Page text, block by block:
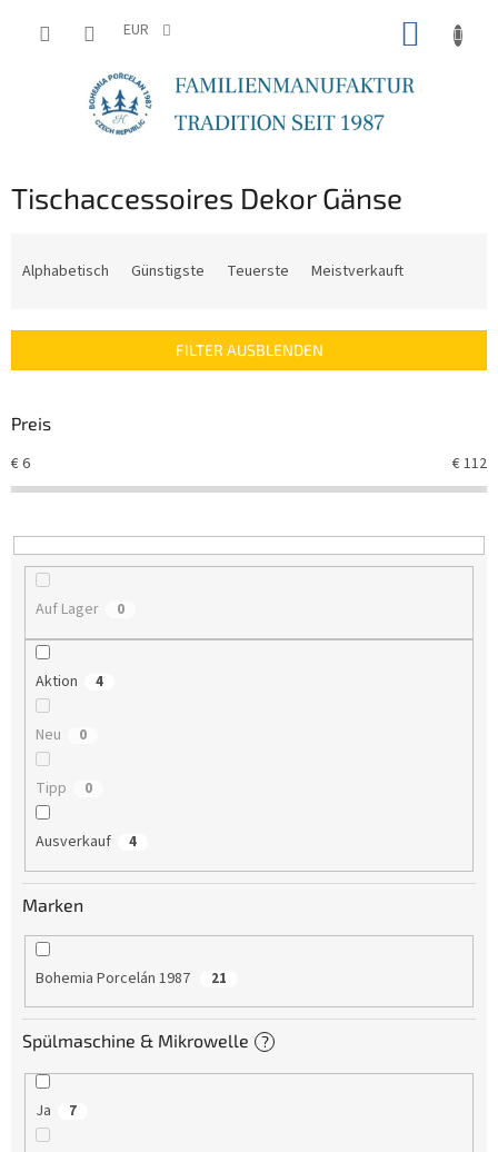
EUR
Tischaccessoires Dekor Gänse
k
s
r
t
e
r
Alphabetisch Günstigste Teuerste Meistverkauft
FILTER AUSBLENDEN
Preis
€6 €112
Auf Lager 0
Aktion 4
Neu 0
Tipp 0
Ausverkauf 4
Marken
Bohemia Porcelán 1987 21
Spülmaschine & Mikrowelle ?
Ja 7